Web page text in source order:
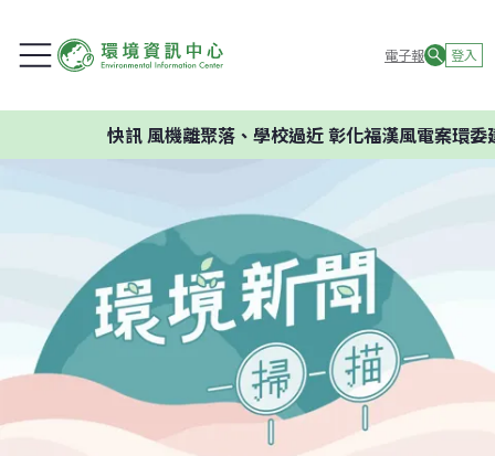
電子報 登入
風機離聚落、學校過近 彰化福漢風電案環委建議